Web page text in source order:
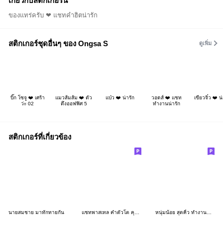
ของแทร่ครับ ❤ แชทคำฮิตน่ารัก
สติกเกอร์ชุดอื่นๆ ของ Ongsa S ดูเพิ่ม
บิ๊ก โซจู ❤️ เศร้า
ว่ะ 02
แมวส้มส้ม ❤️ ตัว
ตึงออฟฟิศ 5
แบ๋ว ❤️ น่ารัก
วอดส์ ❤️ แชท
ทำงานน่ารัก
เขียวจิ๋ว ❤️ น่
สติกเกอร์ที่เกี่ยวข้อง
นายสมชาย มาทักทายกัน แชทพาสเทล คำตัวโต คุยได้ทักวัน หนุ่มน้อย สุดคิ้ว ทำงานครับ WORK